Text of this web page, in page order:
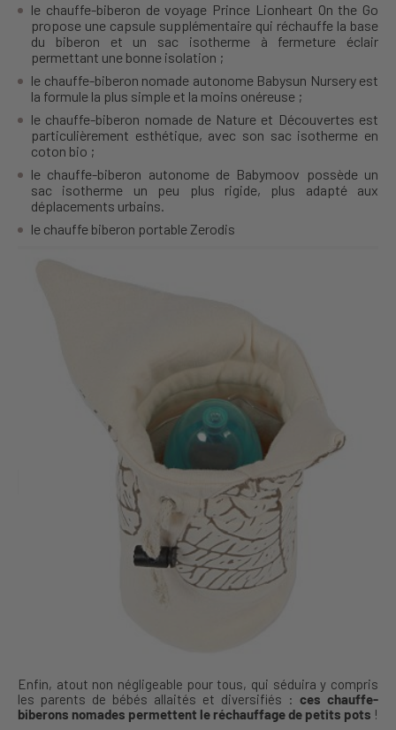
le chauffe-biberon de voyage Prince Lionheart On the Go
propose une capsule supplémentaire qui réchauffe la base
du biberon et un sac isotherme à fermeture éclair
permettant une bonne isolation ;
le chauffe-biberon nomade autonome Babysun Nursery est
la formule la plus simple et la moins onéreuse ;
le chauffe-biberon nomade de Nature et Découvertes est
particulièrement esthétique, avec son sac isotherme en
coton bio ;
le chauffe-biberon autonome de Babymoov possède un
sac isotherme un peu plus rigide, plus adapté aux
déplacements urbains.
le chauffe biberon portable Zerodis
Enfin, atout non négligeable pour tous, qui séduira y compris
les parents de bébés allaités et diversifiés : ces chauffe-
biberons nomades permettent le réchauffage de petits pots !